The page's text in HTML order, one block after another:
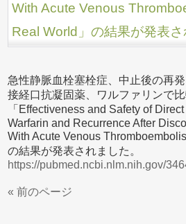
With Acute Venous
Real World」の結果が発表さ
急性静脈血栓塞栓症、中止後の再
接経口抗凝固薬、ワルファリンで
「Effectiveness and Safety of
Warfarin and Recurrence After
With Acute Venous
の結果が発表されました。
https://pubmed.ncbi.nlm.nih.gov/
« 前のページ